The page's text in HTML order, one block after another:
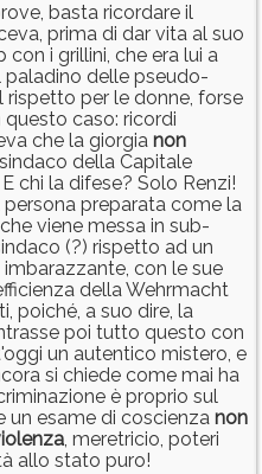
basta ricordare il
prima di dar vita al suo
i grillini, che era lui a
paladino delle pseudo-
rispetto per le donne, forse
caso: ricordi
che la giorgia non
della Capitale
chi la difese? Solo Renzi!
preparata come la
viene messa in sub-
(?) rispetto ad un
con le sue
della Wehrmacht
poiché, a suo dire, la
poi tutto questo con
un autentico mistero, e
si chiede come mai ha
è proprio sul
un esame di coscienza non
, meretricio, poteri
allo stato puro!